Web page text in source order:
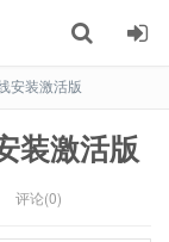
安装激活版
装激活版
评论(0)